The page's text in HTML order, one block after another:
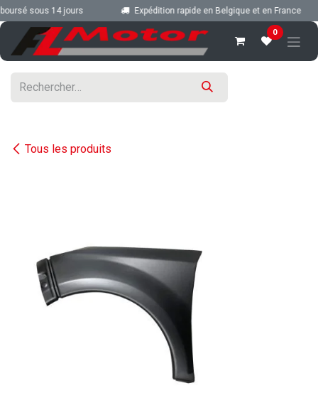
Se rendre au contenu
sous 14 jours Expédition rapide en Belgique et en France
0
Tous les produits